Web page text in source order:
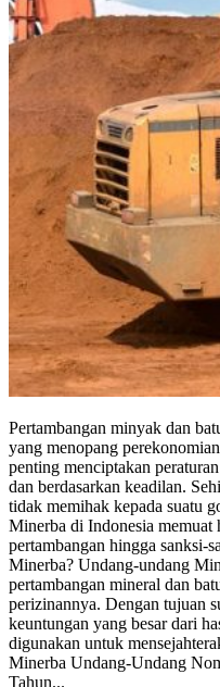
Pertambangan minyak dan
yang menopang
penting menciptakan
dan berdasarkan keadilan.
tidak memihak kepada suatu
Minerba di Indonesia
pertambangan hingga sanksi-
Minerba? Undang-undang
pertambangan mineral dan
perizinannya. Dengan tujuan
keuntungan yang besar dari
digunakan untuk
Minerba Undang-Undang
Tahun...